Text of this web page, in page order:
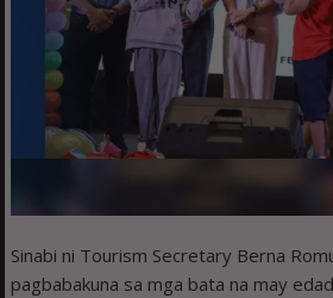
Sinabi ni Tourism Secretary Berna
pagbabakuna sa mga bata na may